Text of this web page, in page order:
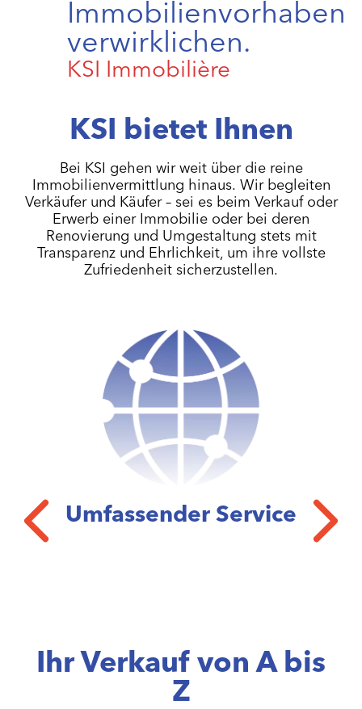
Immobilienvorhaben
verwirklichen.
KSI Immobilière
KSI bietet Ihnen
Bei KSI gehen wir weit über die reine
Immobilienvermittlung hinaus. Wir begleiten
Verkäufer und Käufer – sei es beim Verkauf oder
Erwerb einer Immobilie oder bei deren
Renovierung und Umgestaltung stets mit
Transparenz und Ehrlichkeit, um ihre vollste
Zufriedenheit sicherzustellen.
Umfassender Service
Ihr Verkauf von A bis
Z